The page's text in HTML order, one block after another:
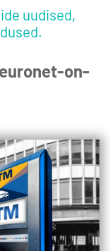
uudised,
on-